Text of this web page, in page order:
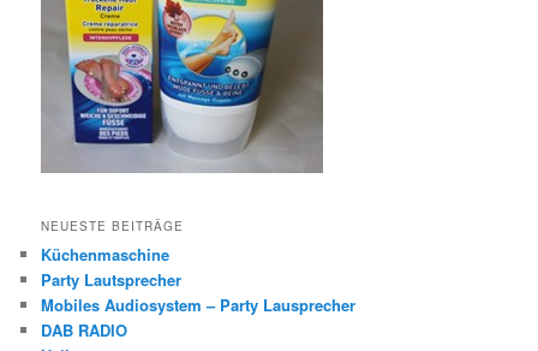
NEUESTE BEITRÄGE
Küchenmaschine
Party Lautsprecher
Mobiles Audiosystem – Party Lausprecher
DAB RADIO